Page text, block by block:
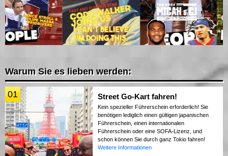
Warum Sie es lieben werden:
01 Street Go-Kart fahren!
Kein spezieller Führerschein erforderlich! Sie
benötigen lediglich einen gültigen japanischen
Führerschein, einen internationalen
Führerschein oder eine SOFA-Lizenz, und
schon können Sie durch ganz Tokio fahren!
Weitere Informationen